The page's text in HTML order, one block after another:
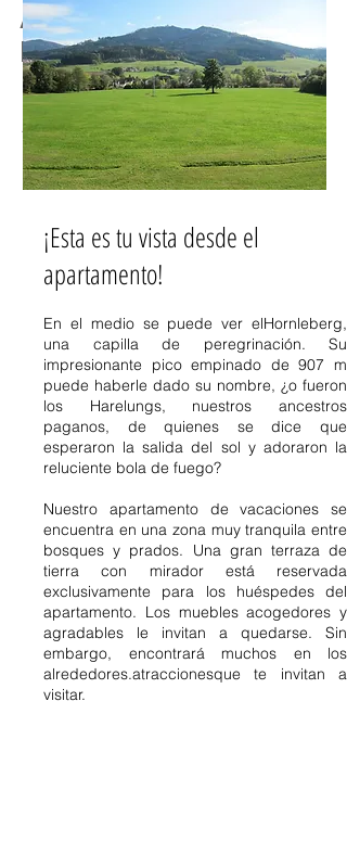
Apartamento Selva
Negra
Apartamento Selva Negra
¡Esta es tu vista desde el
apartamento!
En el medio se puede ver elHornleberg,
una capilla de peregrinación. Su
impresionante pico empinado de 907 m
puede haberle dado su nombre, ¿o fueron
los Harelungs, nuestros ancestros
paganos, de quienes se dice que
esperaron la salida del sol y adoraron la
reluciente bola de fuego?
Nuestro apartamento de vacaciones se
encuentra en una zona muy tranquila entre
bosques y prados. Una gran terraza de
tierra con mirador está reservada
exclusivamente para los huéspedes del
apartamento. Los muebles acogedores y
agradables le invitan a quedarse. Sin
embargo, encontrará muchos en los
alrededores.atraccionesque te invitan a
visitar.